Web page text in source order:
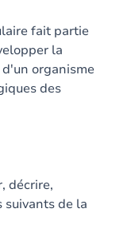
fait partie
la
organisme
des
décrire,
de la